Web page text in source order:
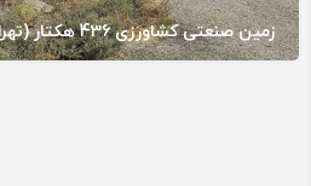
زمین صنعتی کشاورزی 436 هکتار (تهران/چرمشهر/انیس آباد)